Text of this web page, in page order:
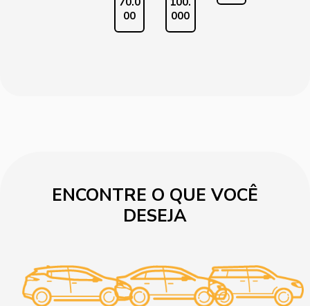
00
000
ENCONTRE O QUE VOCÊ
DESEJA